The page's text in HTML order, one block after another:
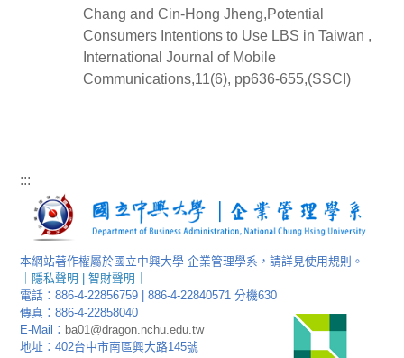
Chang and Cin-Hong Jheng,Potential
Consumers Intentions to Use LBS in Taiwan ,
International Journal of Mobile
Communications,11(6), pp636-655,(SSCI)
:::
本網站著作權屬於國立中興大學 企業管理學系，請詳見使用規則。
隱私聲明 |智財聲明
電話：886-4-22856759 | 886-4-22840571 分機630
傳真：886-4-22858040
E-Mail： ba01@dragon.nchu.edu.tw
地址：402台中市南區興大路145號